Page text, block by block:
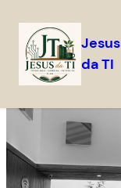
Jesus
da TI